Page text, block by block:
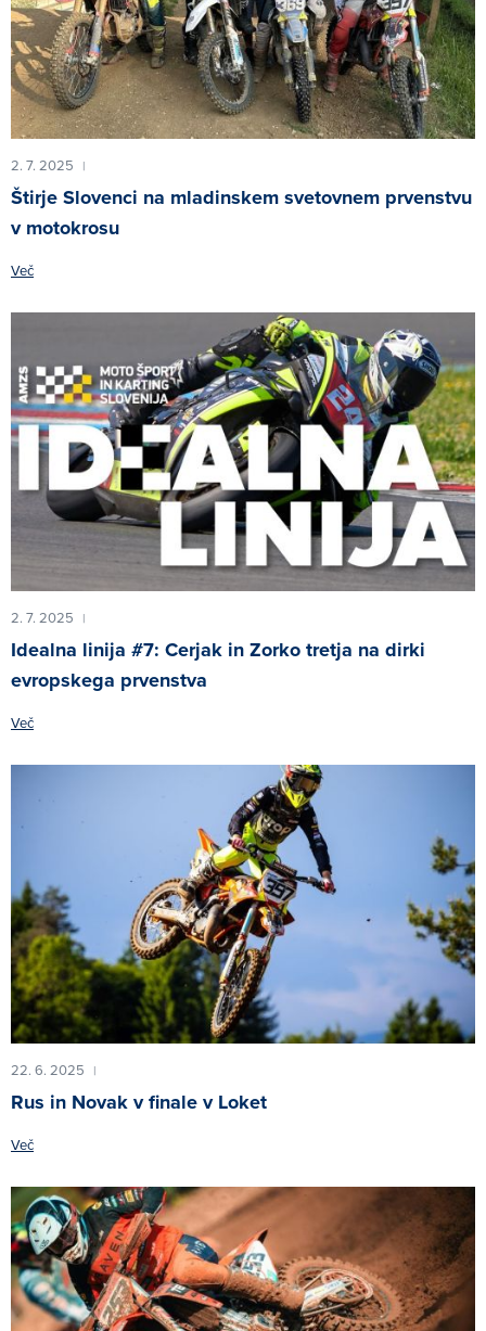
2. 7. 2025 |
Štirje Slovenci na mladinskem svetovnem prvenstvu
v motokrosu
Več
2. 7. 2025 |
Idealna linija #7: Cerjak in Zorko tretja na dirki
evropskega prvenstva
Več
22. 6. 2025 |
Rus in Novak v finale v Loket
Več